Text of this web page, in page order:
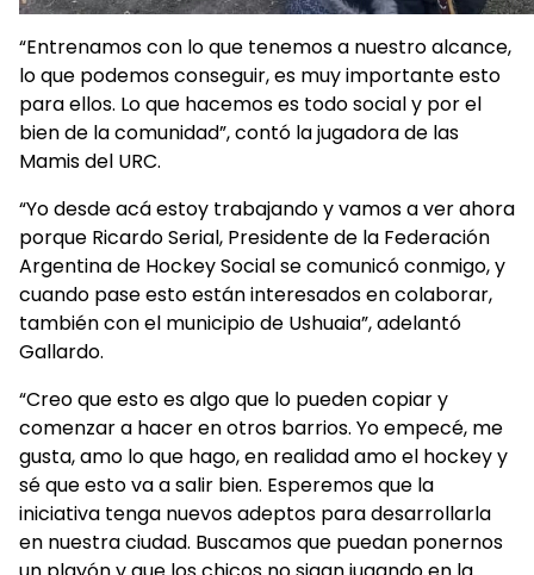
“Entrenamos con lo que tenemos a nuestro alcance,
lo que podemos conseguir, es muy importante esto
para ellos. Lo que hacemos es todo social y por el
bien de la comunidad”, contó la jugadora de las
Mamis del URC.
“Yo desde acá estoy trabajando y vamos a ver ahora
porque Ricardo Serial, Presidente de la Federación
Argentina de Hockey Social se comunicó conmigo, y
cuando pase esto están interesados en colaborar,
también con el municipio de Ushuaia”, adelantó
Gallardo.
“Creo que esto es algo que lo pueden copiar y
comenzar a hacer en otros barrios. Yo empecé, me
gusta, amo lo que hago, en realidad amo el hockey y
sé que esto va a salir bien. Esperemos que la
iniciativa tenga nuevos adeptos para desarrollarla
en nuestra ciudad. Buscamos que puedan ponernos